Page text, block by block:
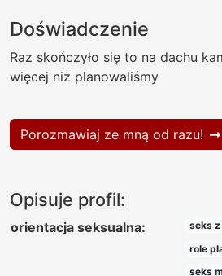
Doświadczenie
Raz skończyło się to na dachu
więcej niż planowaliśmy
Porozmawiaj ze mną od razu!
Opisuje profil:
orientacja seksualna:
seks
role
seks